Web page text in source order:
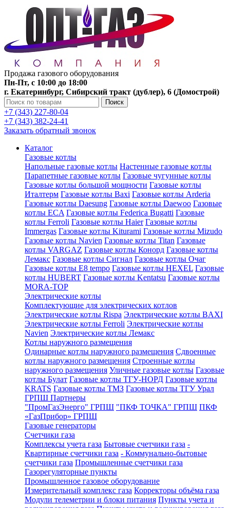
Продажа газового оборудования
Пн-Пт, с 10:00 до 18:00
г. Екатеринбург, Сибирский тракт (дублер), 6 (Домострой)
Поиск
+7 (343) 227-80-04
+7 (343) 382-24-41
Заказать обратный звонок
Каталог
Газовые котлы
Напольные газовые котлы Настенные газовые котлы
Парапетные газовые котлы Газовые чугунные котлы
Газовые котлы большой мощности Газовые котлы
Италтерм Газовые котлы Baxi Газовые котлы Arderia
Газовые котлы Daesung Газовые котлы Daewoo Газовые
котлы ECA Газовые котлы Federica Bugatti Газовые
котлы Ferroli Газовые котлы Haier Газовые котлы
Immergas Газовые котлы Kiturami Газовые котлы Mizudo
Газовые котлы Navien Газовые котлы Titan Газовые
котлы VARGAZ Газовые котлы Конорд Газовые котлы
Лемакс Газовые котлы Сигнал Газовые котлы Очаг
Газовые котлы E8 tempo Газовые котлы HEXEL Газовые
котлы HUBERT Газовые котлы Kentatsu Газовые котлы
MORA-TOP
Электрические котлы
Комплектующие для электрических котлов
Электрические котлы Rispa Электрические котлы BAXI
Электрические котлы Ferroli Электрические котлы
Navien Электрические котлы Лемакс
Котлы наружного размещения
Одинарные котлы наружного размещения Сдвоенные
котлы наружного размещения Строенные котлы
наружного размещения Уличные газовые котлы Газовые
котлы Булат Газовые котлы ТГУ-НОРД Газовые котлы
KRATS Газовые котлы ТМЗ Газовые котлы ТГУ Урал
ГРПШ Партнеры
"ПромГазЭнерго" ГРПШ "ПКФ ТОЧКА" ГРПШ ПКФ
«ГазПрибор» ГРПШ
Газовые генераторы
Счетчики газа
Комплексы учета газа Бытовые счетчики газа -
Квартирные счетчики газа - Коммунально-бытовые
счетчики газа Промышленные счетчики газа
Газорегуляторные пункты
Промышленное газовое оборудование
Измерительный комплекс газа Корректоры объёма газа
Модули телеметрии и блоки питания Пункты учета и